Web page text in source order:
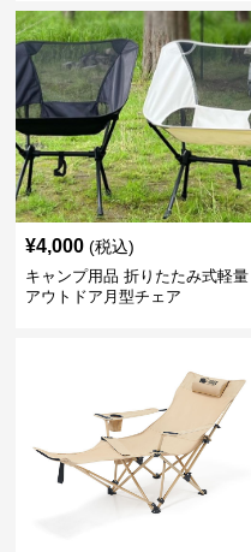
¥4,000 (税込)
キャンプ用品 折りたたみ式軽量
アウトドア月型チェア